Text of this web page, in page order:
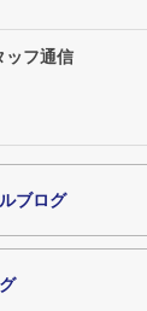
ッフ通信
ブログ